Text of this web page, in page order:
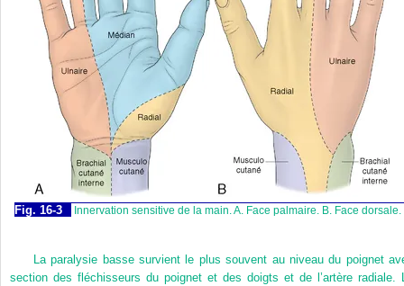
Fig. 16-3 Innervation sensitive de la main. A. Face palmaire. B. Face dorsale.
La paralysie basse survient le plus souvent au niveau du poignet
section des fléchisseurs du poignet et des doigts et de l’artère radiale.